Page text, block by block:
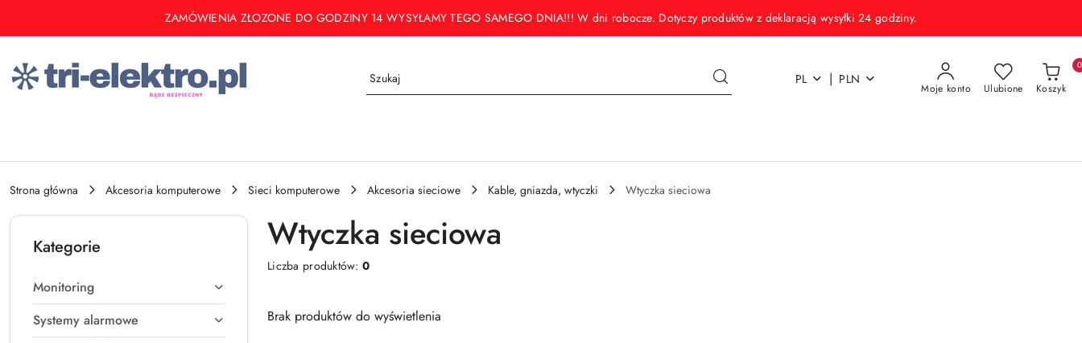
Przejdź do treści głównej
Przejdź do wyszukiwarki
Przejdź do moje konto
Przejdź do menu głównegoZAMÓWIENIA ZŁOZONE DO GODZINY 14 WYSYŁAMY TEGO SAMEGO DNIA!!! W dni robocze. Dotyczy produktów z deklaracją wysyłki 24 godziny.
PL | PLN
Moje konto Ulubione Koszyk
0
Strona główna Akcesoria komputerowe Sieci komputerowe Akcesoria sieciowe Kable, gniazda, wtyczki Wtyczka sieciowa
Kategorie
Monitoring
Systemy alarmowe
Wtyczka sieciowa
Liczba produktów:0
Brak produktów do wyświetlenia